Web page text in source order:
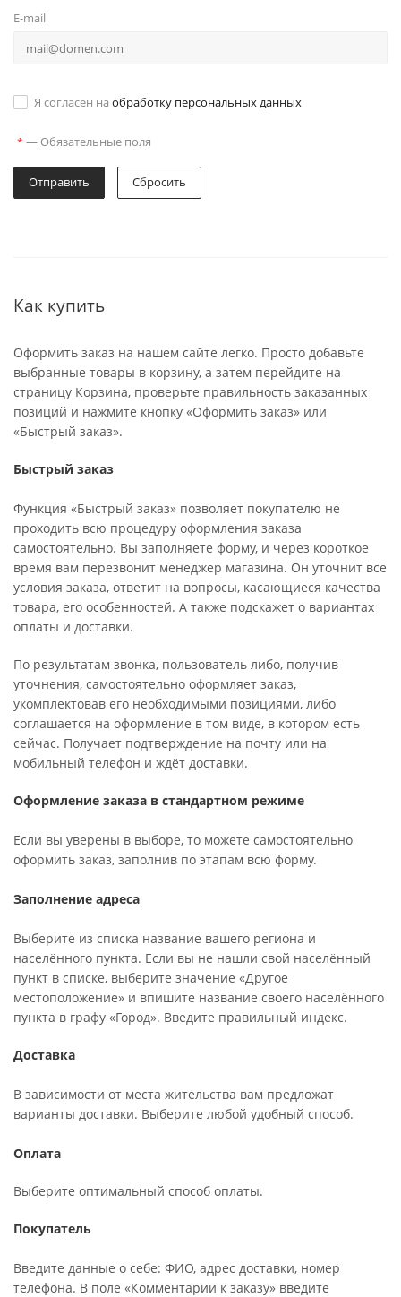
E-mail
Я согласен на обработку персональных данных
* — Обязательные поля
Отправить Сбросить
Как купить
Оформить заказ на нашем сайте легко. Просто добавьте
выбранные товары в корзину, а затем перейдите на
страницу Корзина, проверьте правильность заказанных
позиций и нажмите кнопку «Оформить заказ» или
«Быстрый заказ».
Быстрый заказ
Функция «Быстрый заказ» позволяет покупателю не
проходить всю процедуру оформления заказа
самостоятельно. Вы заполняете форму, и через короткое
время вам перезвонит менеджер магазина. Он уточнит все
условия заказа, ответит на вопросы, касающиеся качества
товара, его особенностей. А также подскажет о вариантах
оплаты и доставки.
По результатам звонка, пользователь либо, получив
уточнения, самостоятельно оформляет заказ,
укомплектовав его необходимыми позициями, либо
соглашается на оформление в том виде, в котором есть
сейчас. Получает подтверждение на почту или на
мобильный телефон и ждёт доставки.
Оформление заказа в стандартном режиме
Если вы уверены в выборе, то можете самостоятельно
оформить заказ, заполнив по этапам всю форму.
Заполнение адреса
Выберите из списка название вашего региона и
населённого пункта. Если вы не нашли свой населённый
пункт в списке, выберите значение «Другое
местоположение» и впишите название своего населённого
пункта в графу «Город». Введите правильный индекс.
Доставка
В зависимости от места жительства вам предложат
варианты доставки. Выберите любой удобный способ.
Оплата
Выберите оптимальный способ оплаты.
Покупатель
Введите данные о себе: ФИО, адрес доставки, номер
телефона. В поле «Комментарии к заказу» введите